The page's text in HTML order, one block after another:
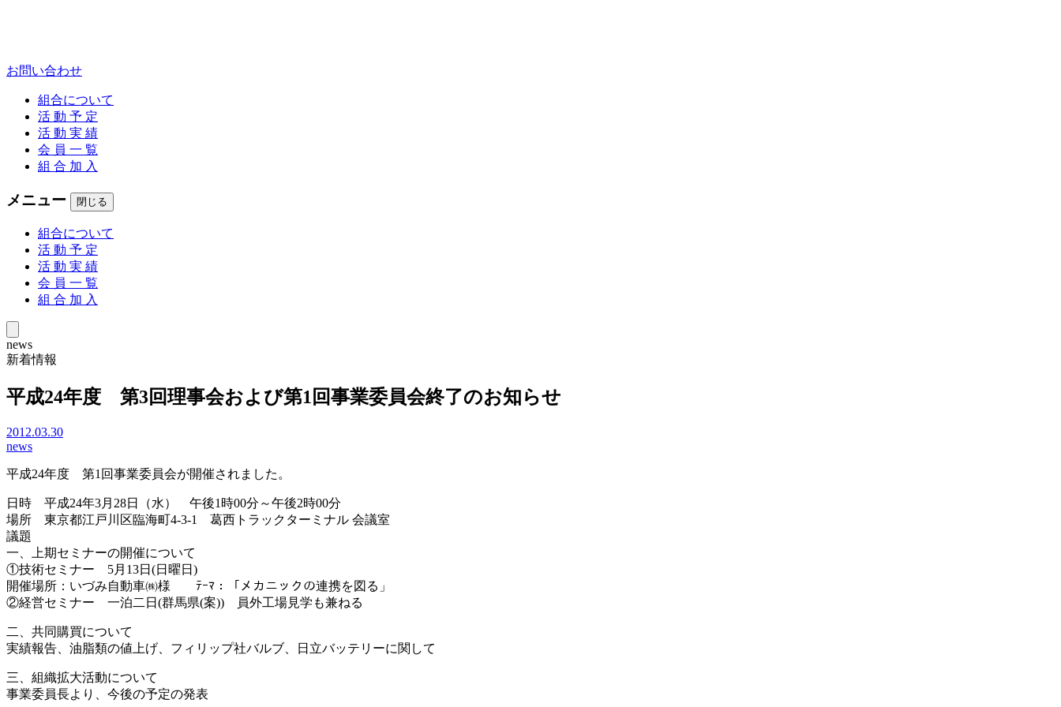
お問い合わせ
組合について
活 動 予 定
活 動 実 績
会 員 一 覧
組 合 加 入
メニュー 閉じる
組合について
活 動 予 定
活 動 実 績
会 員 一 覧
組 合 加 入
news
新着情報
平成24年度 第3回理事会および第1回事業委員会終了のお知らせ
2012.03.30
news
平成24年度 第1回事業委員会が開催されました。
日時 平成24年3月28日（水） 午後1時00分～午後2時00分
場所 東京都江戸川区臨海町4-3-1 葛西トラックターミナル 会議室
議題
一、上期セミナーの開催について
①技術セミナー 5月13日(日曜日)
開催場所：いづみ自動車㈱様 ﾃｰﾏ：「メカニックの連携を図る」
②経営セミナー 一泊二日(群馬県(案)) 員外工場見学も兼ねる
二、共同購買について
実績報告、油脂類の値上げ、フィリップ社バルブ、日立バッテリーに関して
三、組織拡大活動について
事業委員長より、今後の予定の発表